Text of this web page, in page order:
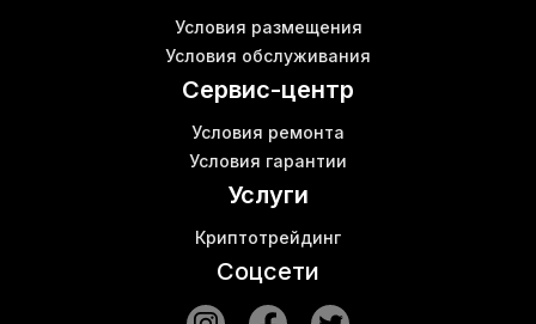
Купить antminer s17 pro
Купить antminer s9 Киев
Условия размещения
Условия обслуживания
Сервис-центр
Условия ремонта
Условия гарантии
Услуги
Криптотрейдинг
Соцсети